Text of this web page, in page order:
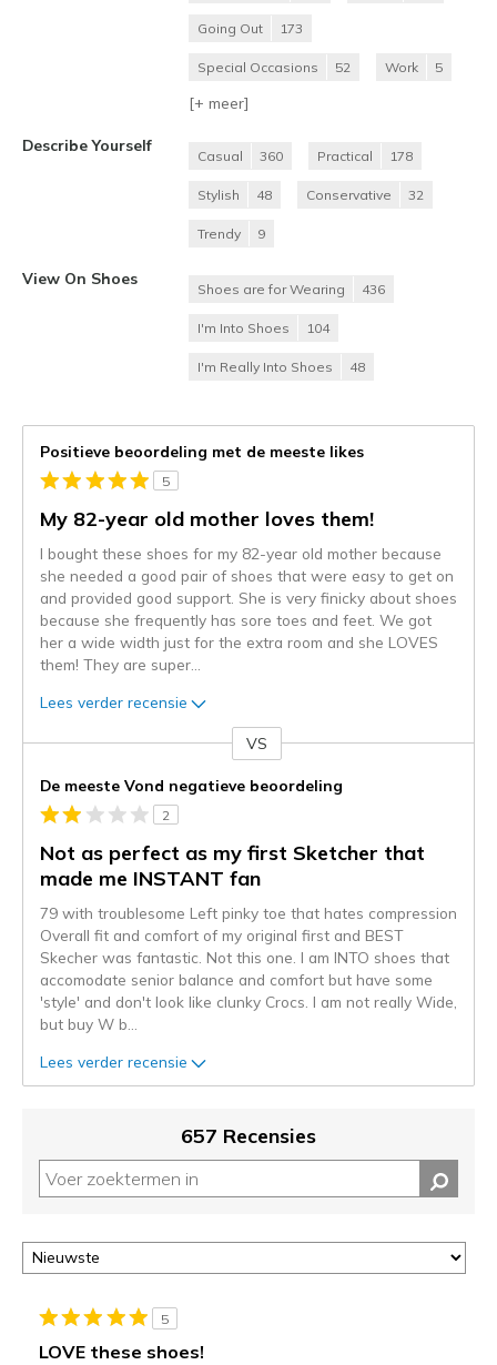
Going Out 173
Special Occasions 52 Work 5
[+ meer]
Describe Yourself
Casual 360 Practical 178
Stylish 48 Conservative 32
Trendy 9
View On Shoes
Shoes are for Wearing 436
I'm Into Shoes 104
I'm Really Into Shoes 48
Positieve beoordeling met de meeste likes
5
My 82-year old mother loves them!
I bought these shoes for my 82-year old mother because
she needed a good pair of shoes that were easy to get on
and provided good support. She is very finicky about shoes
because she frequently has sore toes and feet. We got
her a wide width just for the extra room and she LOVES
them! They are super
Lees verder recensie
content
wordt
momenteel
gemigreerd
naar
niejee
page_id.
kunt
status
van
je
deze
page
door
<a
de
met
VS
De meeste Vond negatieve beoordeling
2
Not as perfect as my first Sketcher that
made me INSTANT fan
79 with troublesome Left pinky toe that hates compression
Overall fit and comfort of my original first and BEST
Skecher was fantastic. Not this one. I am INTO shoes that
accomodate senior balance and comfort but have some
'style' and don't look like clunky Crocs. I am not really Wide,
but buy W b
Lees verder recensie
657 Recensies
5
LOVE these shoes!